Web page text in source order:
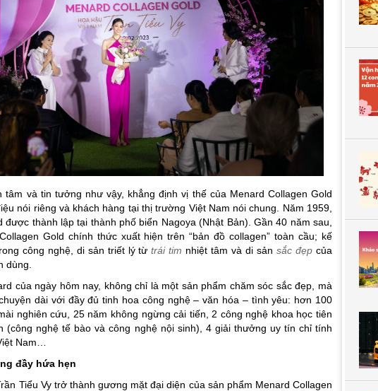
tâm và tin tưởng như vậy, khẳng định vị thế của Menard Collagen Gold
nói riêng và khách hàng tại thị trường Việt Nam nói chung. Năm 1959,
được thành lập tại thành phố biển Nagoya (Nhật Bản). Gần 40 năm sau,
Gold chính thức xuất hiện trên “bản đồ collagen” toàn cầu; kế
công nghệ, di sản triết lý từtrái tim nhiệt tâm và di sảnsắc đẹp của
dùng.
của ngày hôm nay, không chỉ là một sản phẩm chăm sóc sắc đẹp, mà
dài với đầy đủ tinh hoa công nghệ – văn hóa – tình yêu: hơn 100
nghiên cứu, 25 năm không ngừng cải tiến, 2 công nghệ khoa học tiên
(công nghệ tế bào và công nghệ nội sinh), 4 giải thưởng uy tín chỉ tính
Nam…
đầy hứa hẹn
Tiểu Vy trở thành gương mặt đại diện của sản phẩm Menard Collagen